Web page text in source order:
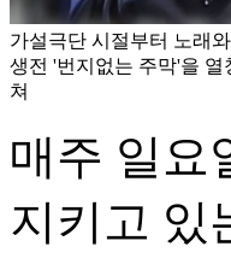
가설극단 시절부터 노래
생전 '번지없는 주막'을
쳐
매주 일요
지키고 있